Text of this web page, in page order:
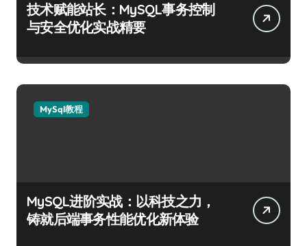
技术赋能站长：MySQL事务控制
与安全优化实战精要
MySql教程
MySQL进阶实战：以科技之力，
铸就后端事务性能优化新体验